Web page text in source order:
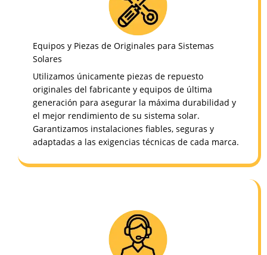
Equipos y Piezas de Originales para Sistemas
Solares
Utilizamos únicamente piezas de repuesto
originales del fabricante y equipos de última
generación para asegurar la máxima durabilidad y
el mejor rendimiento de su sistema solar.
Garantizamos instalaciones fiables, seguras y
adaptadas a las exigencias técnicas de cada marca.